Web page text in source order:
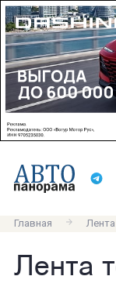
Главная
Лента